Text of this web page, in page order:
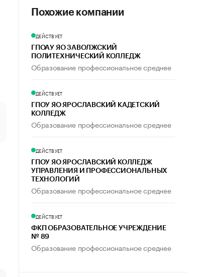
Похожие компании
ДЕЙСТВУЕТ
ГПОАУ ЯО ЗАВОЛЖСКИЙ
ПОЛИТЕХНИЧЕСКИЙ КОЛЛЕДЖ
Образование профессиональное среднее
ДЕЙСТВУЕТ
ГПОУ ЯО ЯРОСЛАВСКИЙ КАДЕТСКИЙ
КОЛЛЕДЖ
Образование профессиональное среднее
ДЕЙСТВУЕТ
ГПОУ ЯО ЯРОСЛАВСКИЙ КОЛЛЕДЖ
УПРАВЛЕНИЯ И ПРОФЕССИОНАЛЬНЫХ
ТЕХНОЛОГИЙ
Образование профессиональное среднее
ДЕЙСТВУЕТ
ФКП ОБРАЗОВАТЕЛЬНОЕ УЧРЕЖДЕНИЕ
№ 89
Образование профессиональное среднее